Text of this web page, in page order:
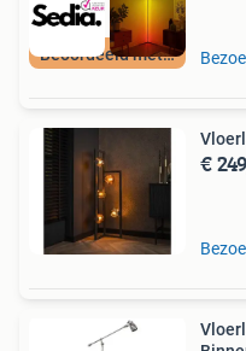
Beoordeeld met 9+
€